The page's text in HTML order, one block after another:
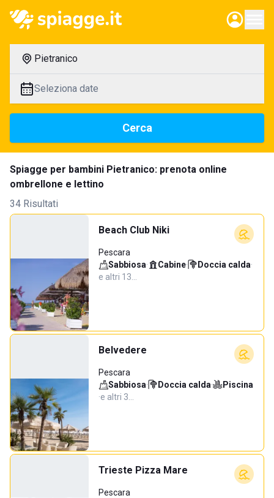
Pietranico
Seleziona date
Cerca
Spiagge per bambini Pietranico: prenota online
ombrellone e lettino
34 Risultati
Beach Club Niki
Pescara
Sabbiosa· Cabine· Doccia calda·
e altri 13…
Belvedere
Pescara
Sabbiosa· Doccia calda·
Piscina
·e altri 3…
Trieste Pizza Mare
Pescara